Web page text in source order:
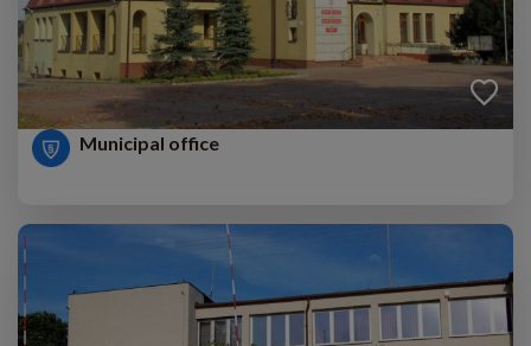
Municipal office